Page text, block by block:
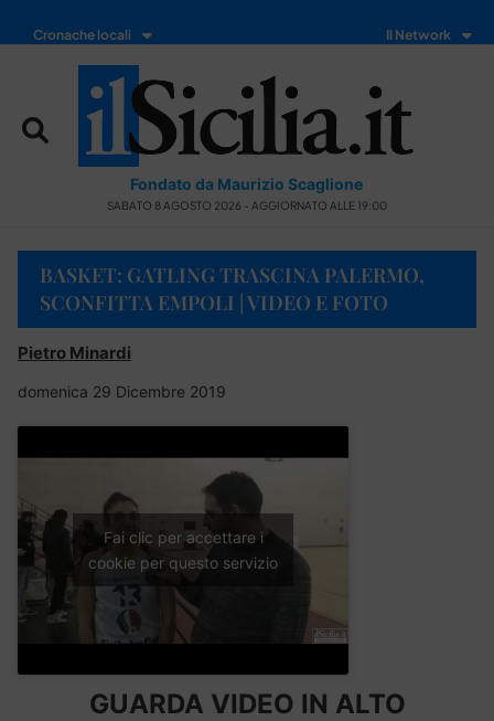
Cronache locali Il Network
Fondato da Maurizio Scaglione
SABATO 8 AGOSTO 2026 - AGGIORNATO ALLE 19:00
BASKET: GATLING TRASCINA PALERMO,
SCONFITTA EMPOLI | VIDEO E FOTO
Pietro Minardi
domenica 29 Dicembre 2019
Fai clic per accettare i
cookie per questo servizio
GUARDA VIDEO IN ALTO